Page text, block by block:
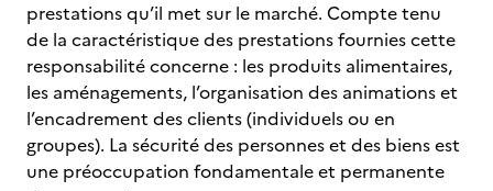
prestations qu’il met sur le marché. Compte tenu
de la caractéristique des prestations fournies cette
responsabilité concerne : les produits alimentaires,
les aménagements, l’organisation des animations et
l’encadrement des clients (individuels ou en
groupes). La sécurité des personnes et des biens est
une préoccupation fondamentale et permanente